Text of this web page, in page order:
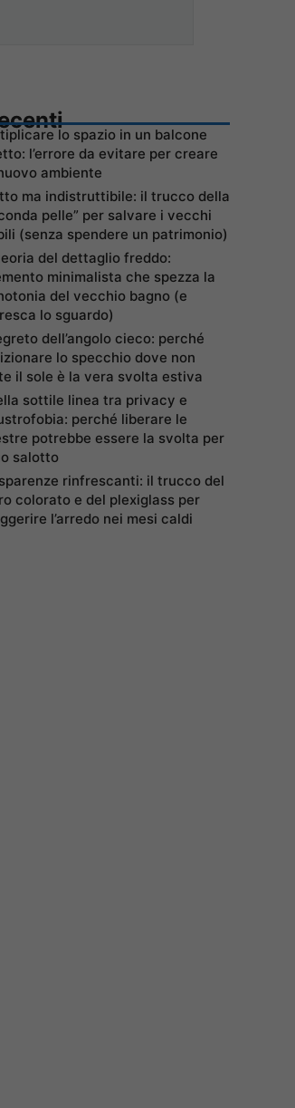
lo spazio in un balcone
l’errore da evitare per creare
ambiente
ma indistruttibile: il trucco della
pelle” per salvare i vecchi
(senza spendere un patrimonio)
del dettaglio freddo:
minimalista che spezza la
del vecchio bagno (e
lo sguardo)
dell’angolo cieco: perché
lo specchio dove non
il sole è la vera svolta estiva
sottile linea tra privacy e
perché liberare le
potrebbe essere la svolta per
salotto
rinfrescanti: il trucco del
colorato e del plexiglass per
l’arredo nei mesi caldi